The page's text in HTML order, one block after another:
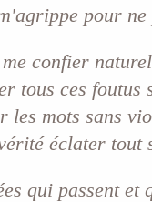
pour ne
confier
tous ces foutus
les mots sans
éclater tout
qui passent et